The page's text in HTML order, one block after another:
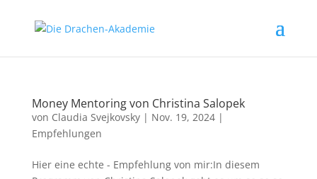
Money Mentoring von Christina Salopek
von Claudia Svejkovsky| Nov. 19, 2024|
Empfehlungen
Hier eine echte - Empfehlung von mir:In diesem